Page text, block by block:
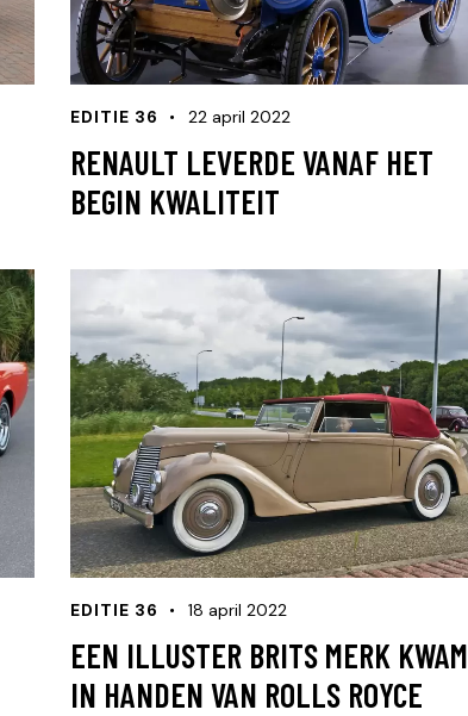
EDITIE 36 22 april 2022
RENAULT LEVERDE VANAF HET
BEGIN KWALITEIT
EDITIE 36 18 april 2022
EEN ILLUSTER BRITS MERK KWAM
IN HANDEN VAN ROLLS ROYCE